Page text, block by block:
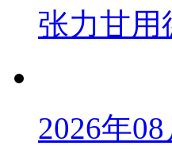
张力甘用
2026年